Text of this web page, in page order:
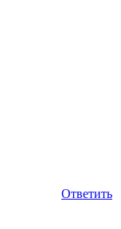
Ответить